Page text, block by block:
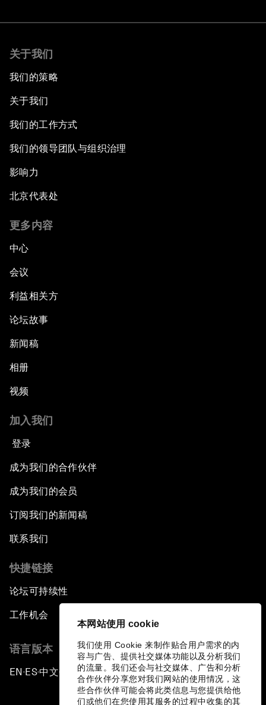
本网站使用 cookie
我们使用 Cookie 来制作贴合用户需求的内
容与广告、提供社交媒体功能以及分析我们
的流量。我们还会与社交媒体、广告和分析
合作伙伴分享您对我们网站的使用情况，这
些合作伙伴可能会将此类信息与您提供给他
们或他们在您使用其服务的过程中收集的其
关于我们
我们的策略
关于我们
我们的工作方式
我们的领导团队与组织治理
影响力
北京代表处
更多内容
中心
会议
利益相关方
论坛故事
新闻稿
相册
视频
加入我们
登录
成为我们的合作伙伴
成为我们的会员
订阅我们的新闻稿
联系我们
快捷链接
论坛可持续性
工作机会
语言版本
EN ▪ES▪中文▪ 日本語